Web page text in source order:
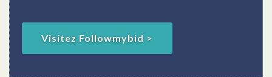
Visitez Followmybid >